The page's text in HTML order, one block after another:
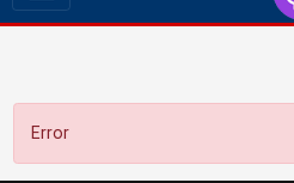
Error